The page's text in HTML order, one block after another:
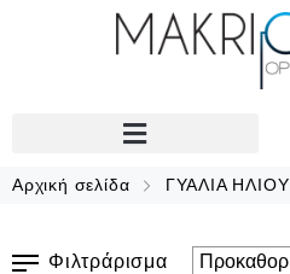
Αρχική σελίδα ΓΥΑΛΙΑ ΗΛΙΟΥ
Φιλτράρισμα